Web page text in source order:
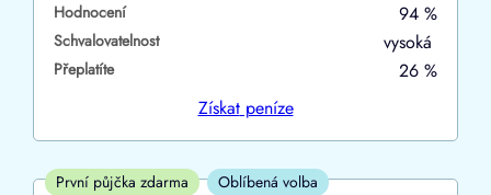
ano
ne
ano
ne
Hodnocení 94 %
Schvalovatelnost vysoká
Přeplatíte
26 %
Získatpeníze
První půjčka zdarma Oblíbená volba